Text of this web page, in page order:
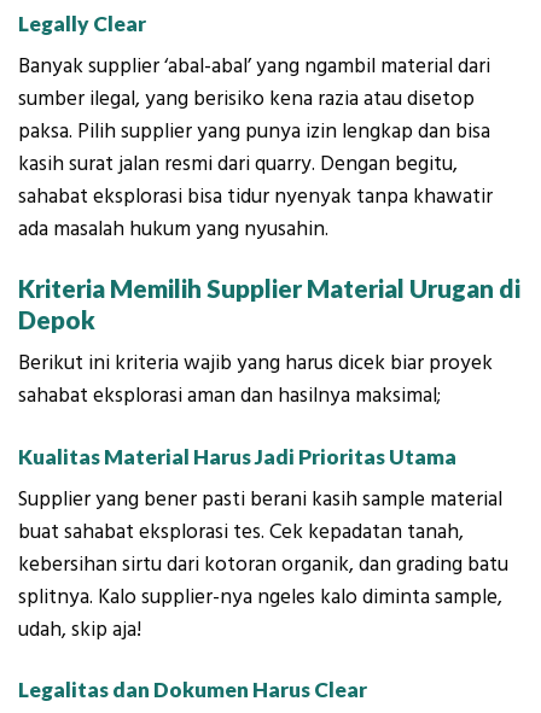
Legally Clear
Banyak supplier ‘abal-abal’ yang ngambil material dari
sumber ilegal, yang berisiko kena razia atau disetop
paksa. Pilih supplier yang punya izin lengkap dan bisa
kasih surat jalan resmi dari quarry. Dengan begitu,
sahabat eksplorasi bisa tidur nyenyak tanpa khawatir
ada masalah hukum yang nyusahin.
Kriteria Memilih Supplier Material Urugan di
Depok
Berikut ini kriteria wajib yang harus dicek biar proyek
sahabat eksplorasi aman dan hasilnya maksimal;
Kualitas Material Harus Jadi Prioritas Utama
Supplier yang bener pasti berani kasih sample material
buat sahabat eksplorasi tes. Cek kepadatan tanah,
kebersihan sirtu dari kotoran organik, dan grading batu
splitnya. Kalo supplier-nya ngeles kalo diminta sample,
udah, skip aja!
Legalitas dan Dokumen Harus Clear